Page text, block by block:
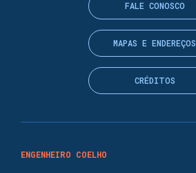
ENGENHEIRO COELHO
FALE CONOSCO
MAPAS E ENDEREÇOS
CRÉDITOS